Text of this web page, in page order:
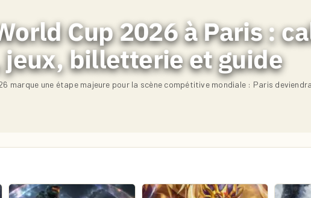
Cup 2026 à Paris :
billetterie et guide
marque une étape majeure pour la scène compétitive mondiale : Paris